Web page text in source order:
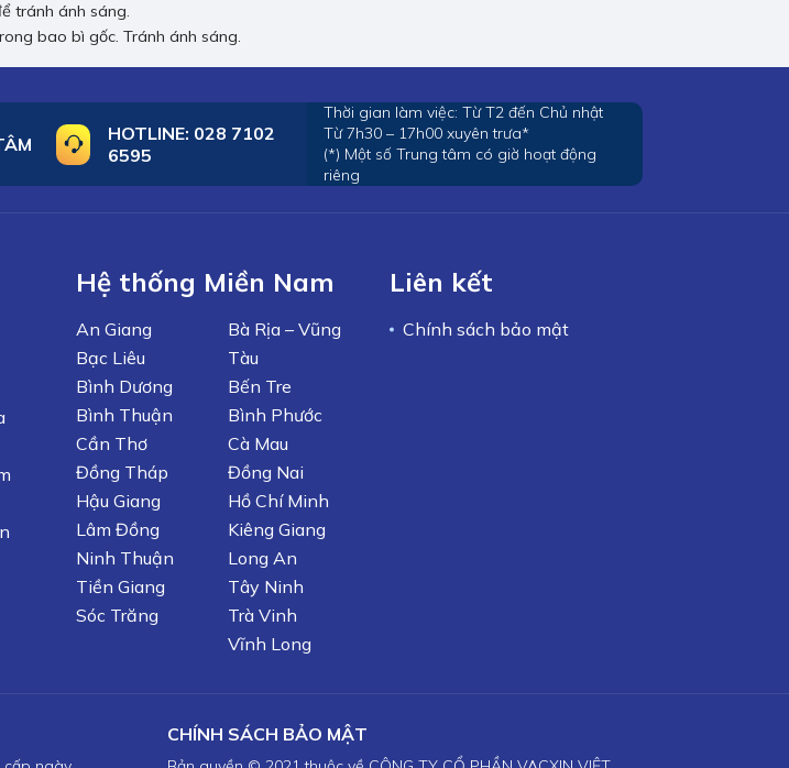
tránh ánh sáng.
bao bì gốc. Tránh ánh sáng.
HOTLINE: 028 7102
6595
Thời gian làm việc: Từ T2 đến Chủ nhật
Từ 7h30 – 17h00 xuyên trưa*
(*) Một số Trung tâm có giờ hoạt động
riêng
Hệ thống Miền Nam
An Giang
Bạc Liêu
Bình Dương
Bình Thuận
Cần Thơ
Đồng Tháp
Hậu Giang
Lâm Đồng
Ninh Thuận
Tiền Giang
Sóc Trăng
Bà Rịa – Vũng
Tàu
Bến Tre
Bình Phước
Cà Mau
Đồng Nai
Hồ Chí Minh
Kiêng Giang
Long An
Tây Ninh
Trà Vinh
Vĩnh Long
Liên kết
Chính sách bảo mật
CHÍNH SÁCH BẢO MẬT